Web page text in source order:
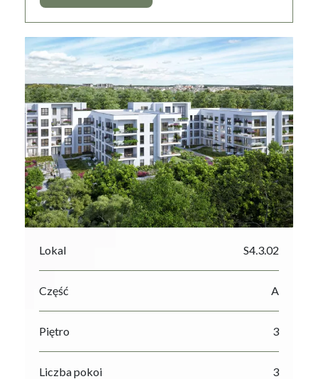
Lokal S4.3.02
Część A
Piętro 3
Liczba pokoi 3